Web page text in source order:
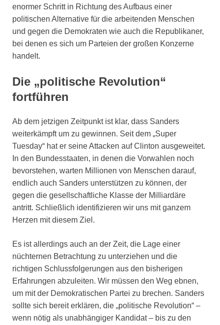
enormer Schritt in Richtung des Aufbaus einer
politischen Alternative für die arbeitenden Menschen
und gegen die Demokraten wie auch die Republikaner,
bei denen es sich um Parteien der großen Konzerne
handelt.
Die „politische Revolution“
fortführen
Ab dem jetzigen Zeitpunkt ist klar, dass Sanders
weiterkämpft um zu gewinnen. Seit dem „Super
Tuesday“ hat er seine Attacken auf Clinton ausgeweitet.
In den Bundesstaaten, in denen die Vorwahlen noch
bevorstehen, warten Millionen von Menschen darauf,
endlich auch Sanders unterstützen zu können, der
gegen die gesellschaftliche Klasse der Milliardäre
antritt. Schließlich identifizieren wir uns mit ganzem
Herzen mit diesem Ziel.
Es ist allerdings auch an der Zeit, die Lage einer
nüchternen Betrachtung zu unterziehen und die
richtigen Schlussfolgerungen aus den bisherigen
Erfahrungen abzuleiten. Wir müssen den Weg ebnen,
um mit der Demokratischen Partei zu brechen. Sanders
sollte sich bereit erklären, die „politische Revolution“ –
wenn nötig als unabhängiger Kandidat – bis zu den